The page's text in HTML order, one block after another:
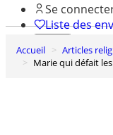
Se
Liste des
0
Panier
Accueil Articles
Marie qui défait